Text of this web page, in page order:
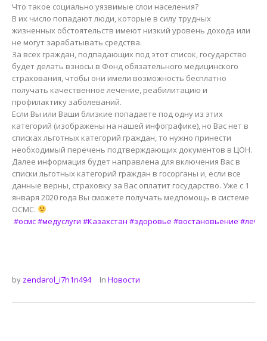
Что такое социально уязвимые слои населения?
В их число попадают люди, которые в силу трудных
жизненных обстоятельств имеют низкий уровень дохода или
не могут зарабатывать средства.
За всех граждан, подпадающих под этот список, государство
будет делать взносы в Фонд обязательного медицинского
страхования, чтобы они имели возможность бесплатно
получать качественное лечение, реабилитацию и
профилактику заболеваний.
Если Вы или Ваши близкие попадаете под одну из этих
категорий (изображены на нашей инфографике), но Вас нет в
списках льготных категорий граждан, то нужно принести
необходимый перечень подтверждающих документов в ЦОН.
Далее информация будет направлена для включения Вас в
списки льготных категорий граждан в госорганы и, если все
данные верны, страховку за Вас оплатит государство. Уже с 1
января 2020 года Вы сможете получать медпомощь в системе
ОСМС.
#осмс#медуслуги #Казахстан #здоровье #востановьение
by zendarol_i7h1n494 In Новости